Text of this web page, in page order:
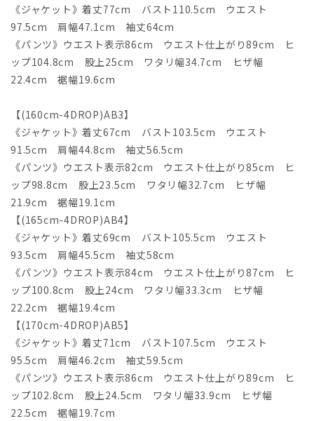
《ジャケット》着丈77cm バスト110.5cm ウエスト
97.5cm 肩幅47.1cm 袖丈64cm
《パンツ》ウエスト表示86cm ウエスト仕上がり89cm ヒ
ップ104.8cm 股上25cm ワタリ幅34.7cm ヒザ幅
22.4cm 裾幅19.6cm
【(160cm-4DROP)AB3】
《ジャケット》着丈67cm バスト103.5cm ウエスト
91.5cm 肩幅44.8cm 袖丈56.5cm
《パンツ》ウエスト表示82cm ウエスト仕上がり85cm ヒ
ップ98.8cm 股上23.5cm ワタリ幅32.7cm ヒザ幅
21.9cm 裾幅19.1cm
【(165cm-4DROP)AB4】
《ジャケット》着丈69cm バスト105.5cm ウエスト
93.5cm 肩幅45.5cm 袖丈58cm
《パンツ》ウエスト表示84cm ウエスト仕上がり87cm ヒ
ップ100.8cm 股上24cm ワタリ幅33.3cm ヒザ幅
22.2cm 裾幅19.4cm
【(170cm-4DROP)AB5】
《ジャケット》着丈71cm バスト107.5cm ウエスト
95.5cm 肩幅46.2cm 袖丈59.5cm
《パンツ》ウエスト表示86cm ウエスト仕上がり89cm ヒ
ップ102.8cm 股上24.5cm ワタリ幅33.9cm ヒザ幅
22.5cm 裾幅19.7cm